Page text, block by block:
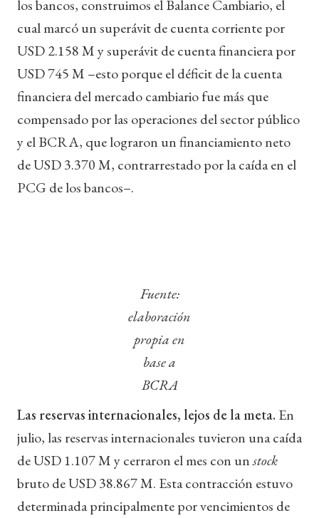
los bancos, construimos el Balance Cambiario, el
cual marcó un superávit de cuenta corriente por
USD 2.158 M y superávit de cuenta financiera por
USD 745 M –esto porque el déficit de la cuenta
financiera del mercado cambiario fue más que
compensado por las operaciones del sector público
y el BCRA, que lograron un financiamiento neto
de USD 3.370 M, contrarrestado por la caída en el
PCG de los bancos–.
Fuente:
elaboración
propia en
base a
BCRA
Las reservas internacionales, lejos de la meta. En
julio, las reservas internacionales tuvieron una caída
de USD 1.107 M y cerraron el mes con unstock
bruto de USD 38.867 M. Esta contracción estuvo
determinada principalmente por vencimientos de